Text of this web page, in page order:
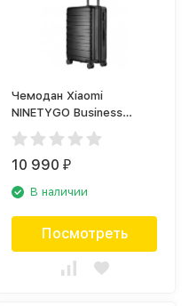
Чемодан Xiaomi
NINETYGO Business
Travel Luggage 24,
чёрный
10 990₽
В наличии
Посмотреть